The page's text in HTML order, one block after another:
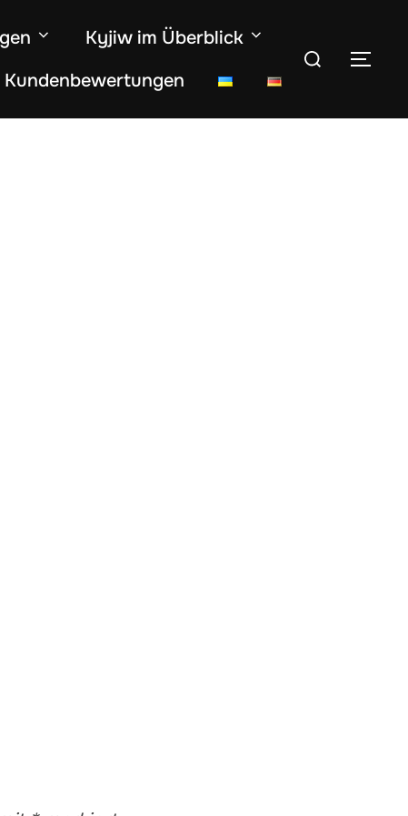
Kyjiw im Überblick
Kundenbewertungen
Suchen